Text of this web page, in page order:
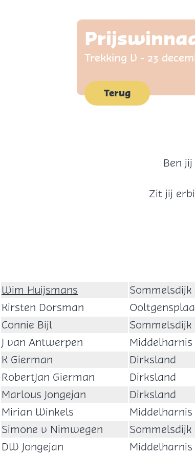
Trekking V - 23
Terug
Ben
Zit jij
Wim Huijsmans Sommelsdijk
Kirsten Dorsman
Connie Bijl
Sommelsdijk
J van Antwerpen
Middelharnis
K Gierman
Dirksland
RobertJan Gierman
Dirksland
Marlous Jongejan
Dirksland
Mirian Winkels
Middelharnis
Simone v Nimwegen
Sommelsdijk
DW Jongejan
Middelharnis